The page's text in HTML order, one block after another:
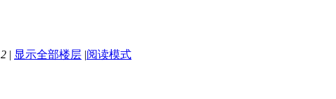
| 显示全部楼层 |阅读模式